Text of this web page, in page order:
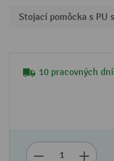
10 pracovných dní